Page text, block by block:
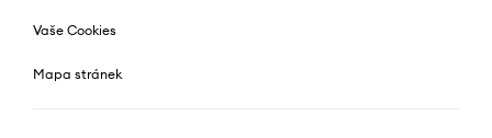
Vaše Cookies
Mapa stránek